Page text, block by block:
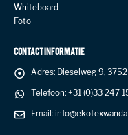
Whiteboard
Foto
CONTACT INFORMATIE
Adres: Dieselweg 9,
Telefoon: +31 (0)33 247
Email: